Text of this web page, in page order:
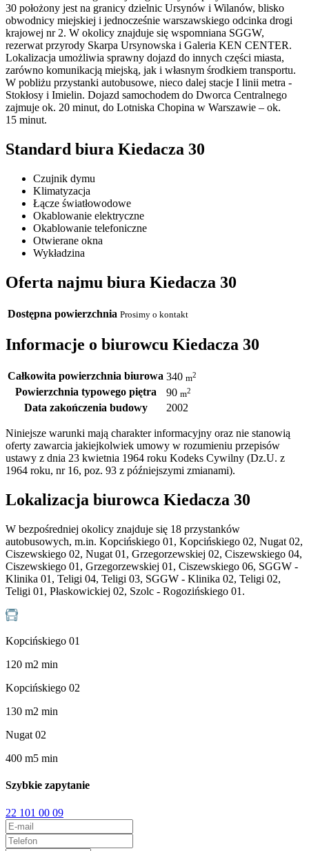
30 położony jest na granicy dzielnic Ursynów i Wilanów, blisko
obwodnicy miejskiej i jednocześnie warszawskiego odcinka drogi
krajowej nr 2. W okolicy znajduje się wspomniana SGGW,
rezerwat przyrody Skarpa Ursynowska i Galeria KEN CENTER.
Lokalizacja umożliwia sprawny dojazd do innych części miasta,
zarówno komunikacją miejską, jak i własnym środkiem transportu.
W pobliżu przystanki autobusowe, nieco dalej stacje I linii metra -
Stokłosy i Imielin. Dojazd samochodem do Dworca Centralnego
zajmuje ok. 20 minut, do Lotniska Chopina w Warszawie – ok.
15 minut.
Standard biura Kiedacza 30
Czujnik dymu
Klimatyzacja
Łącze światłowodowe
Okablowanie elektryczne
Okablowanie telefoniczne
Otwierane okna
Wykładzina
Oferta najmu biura Kiedacza 30
Dostępna powierzchnia Prosimy o kontakt
Informacje o biurowcu Kiedacza 30
Całkowita powierzchnia biurowa 340 m2
Powierzchnia typowego piętra 90 m2
Data zakończenia budowy 2002
Niniejsze warunki mają charakter informacyjny oraz nie stanowią
oferty zawarcia jakiejkolwiek umowy w rozumieniu przepisów
ustawy z dnia 23 kwietnia 1964 roku Kodeks Cywilny (Dz.U. z
1964 roku, nr 16, poz. 93 z późniejszymi zmianami).
Lokalizacja biurowca Kiedacza 30
W bezpośredniej okolicy znajduje się 18 przystanków
autobusowych, m.in. Kopcińskiego 01, Kopcińskiego 02, Nugat 02,
Ciszewskiego 02, Nugat 01, Grzegorzewskiej 02, Ciszewskiego 04,
Ciszewskiego 01, Grzegorzewskiej 01, Ciszewskiego 06, SGGW -
Klinika 01, Teligi 04, Teligi 03, SGGW - Klinika 02, Teligi 02,
Teligi 01, Płaskowickiej 02, Szolc - Rogozińskiego 01.
Kopcińskiego 01
120 m2 min
Kopcińskiego 02
130 m2 min
Nugat 02
400 m5 min
Szybkie zapytanie
22 101 00 09